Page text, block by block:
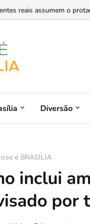
a ciência política e a
Diversão
é BRASÍLIA
inclui
por